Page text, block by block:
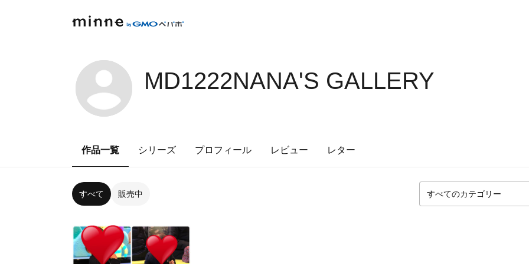
MD1222NANA'S GALLERY
作品一覧 シリーズ プロフィール レビュー レター
すべて 販売中